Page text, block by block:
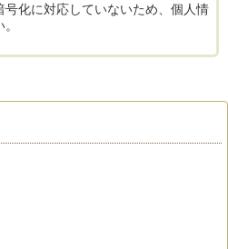
化に対応していないため、個人情